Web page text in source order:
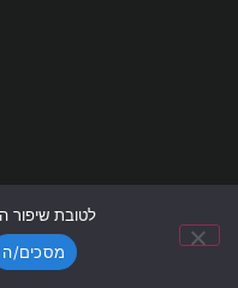
לטובת שיפור
מסכים/ה